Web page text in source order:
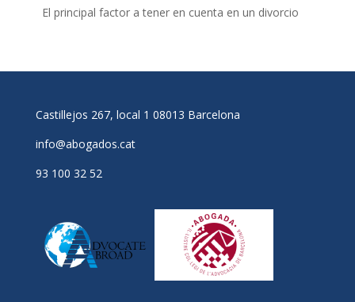
El principal factor a tener en cuenta en un divorcio
Castillejos 267, local 1 08013 Barcelona
info@abogados.cat
93 100 32 52